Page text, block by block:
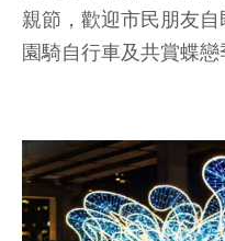
親節，歡迎市民朋友
園騎自行車及共賞蝶戀